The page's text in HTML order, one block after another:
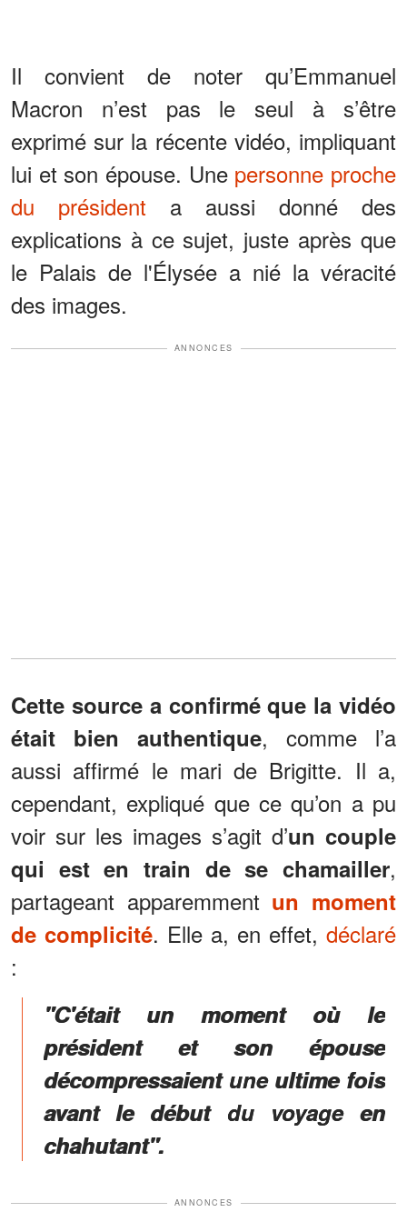
Il convient de noter qu’Emmanuel
Macron n’est pas le seul à s’être
exprimé sur la récente vidéo, impliquant
lui et son épouse. Une personne proche
du président a aussi donné des
explications à ce sujet, juste après que
le Palais de l'Élysée a nié la véracité
des images.
ANNONCES
Cette source a confirmé que la vidéo
était bien authentique, comme l’a
aussi affirmé le mari de Brigitte. Il a,
cependant, expliqué que ce qu’on a pu
voir sur les images s’agit d’un couple
qui est en train de se chamailler,
partageant apparemment un moment
de complicité. Elle a, en effet, déclaré
:
"C'était un moment où le
président et son épouse
décompressaient une ultime fois
avant le début du voyage en
chahutant".
ANNONCES